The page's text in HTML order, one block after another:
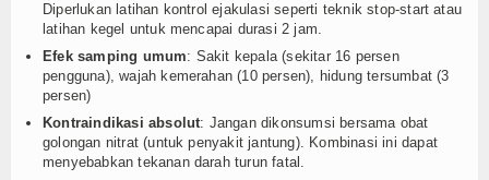
Diperlukan latihan kontrol ejakulasi seperti teknik stop-start atau
latihan kegel untuk mencapai durasi 2 jam.
Efek samping umum: Sakit kepala (sekitar 16 persen
pengguna), wajah kemerahan (10 persen), hidung tersumbat (3
persen)
Kontraindikasi absolut: Jangan dikonsumsi bersama obat
golongan nitrat (untuk penyakit jantung). Kombinasi ini dapat
menyebabkan tekanan darah turun fatal.